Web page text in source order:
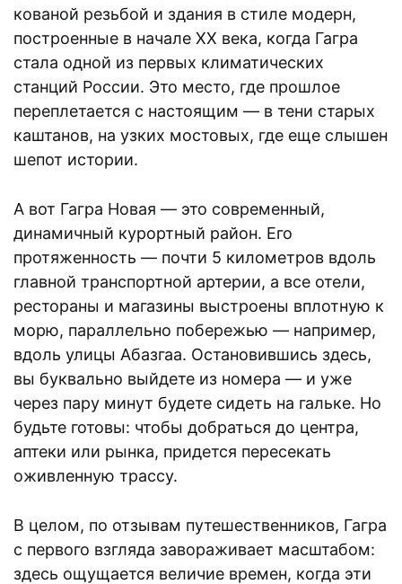
кованой резьбой и здания в стиле модерн,
построенные в начале XX века, когда Гагра
стала одной из первых климатических
станций России. Это место, где прошлое
переплетается с настоящим — в тени старых
каштанов, на узких мостовых, где еще слышен
шепот истории.
А вот Гагра Новая — это современный,
динамичный курортный район. Его
протяженность — почти 5 километров вдоль
главной транспортной артерии, а все отели,
рестораны и магазины выстроены вплотную к
морю, параллельно побережью — например,
вдоль улицы Абазгаа. Остановившись здесь,
вы буквально выйдете из номера — и уже
через пару минут будете сидеть на гальке. Но
будьте готовы: чтобы добраться до центра,
аптеки или рынка, придется пересекать
оживленную трассу.
В целом, по отзывам путешественников, Гагра
с первого взгляда завораживает масштабом:
здесь ощущается величие времен, когда эти